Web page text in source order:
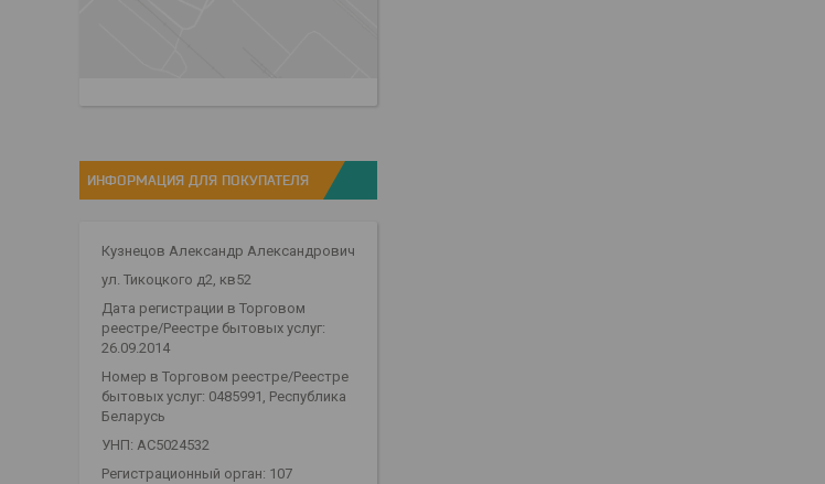
ИНФОРМАЦИЯ ДЛЯ ПОКУПАТЕЛЯ
Кузнецов Александр Александрович
ул. Тикоцкого д2, кв52
Дата регистрации в Торговом
реестре/Реестре бытовых услуг:
26.09.2014
Номер в Торговом реестре/Реестре
бытовых услуг: 0485991, Республика
Беларусь
УНП: АС5024532
Регистрационный орган: 107